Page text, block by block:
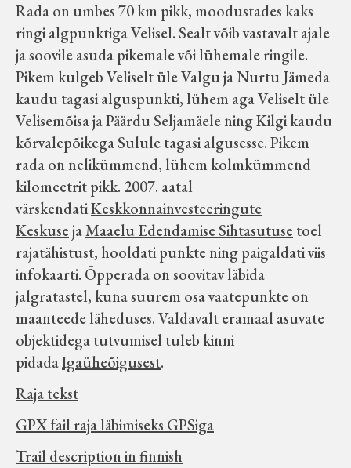
Koduleht on teoks saanud tänu Sillaotsa
Muuseumisõprade Seltsingu, Kohaliku
Omaalgatuse Programmi ja Märjamaa
Vallavalitsuse abile.
Rada on umbes 70 km pikk, moodustades kaks
ringi algpunktiga Velisel. Sealt võib vastavalt ajale
ja soovile asuda pikemale või lühemale ringile.
Pikem kulgeb Veliselt üle Valgu ja Nurtu Jämeda
kaudu tagasi alguspunkti, lühem aga Veliselt üle
Velisemõisa ja Päärdu Seljamäele ning Kilgi kaudu
kõrvalepõikega Sulule tagasi algusesse. Pikem
rada on nelikümmend, lühem kolmkümmend
kilomeetrit pikk. 2007. aatal
värskendatiKeskkonnainvesteeringute
KeskusejaMaaelu Edendamise Sihtasutusetoel
rajatähistust, hooldati punkte ning paigaldati viis
infokaarti. Õpperada on soovitav läbida
jalgratastel, kuna suurem osa vaatepunkte on
maanteede läheduses. Valdavalt eramaal asuvate
objektidega tutvumisel tuleb kinni
pidadaIgaüheõigusest.
Raja tekst
GPX fail raja läbimiseks GPSiga
Trail description in finnish